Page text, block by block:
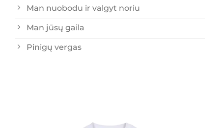
Man nuobodu ir valgyt noriu
Man jūsų gaila
Pinigų vergas